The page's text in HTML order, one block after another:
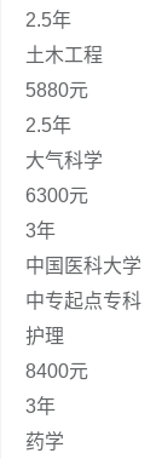
2.5年
土木工程
5880元
2.5年
大气科学
6300元
3年
中国医科大学
中专起点专科
护理
8400元
3年
药学